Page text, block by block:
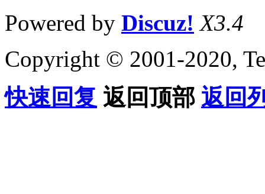
Powered by Discuz! X3.4
Copyright © 2001-2020,
快速回复 返回顶部 返回